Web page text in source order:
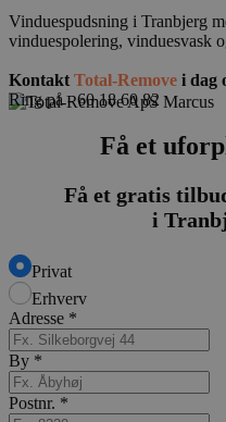
Vinduespudsning i Tranbjerg
vinduespolering, vinduesvask
Kontakt Total-Remove i dag
Ring på - 60 18 60 82
Få et
Få et gratis
i
Privat
Erhverv
Adresse *
By *
Postnr. *